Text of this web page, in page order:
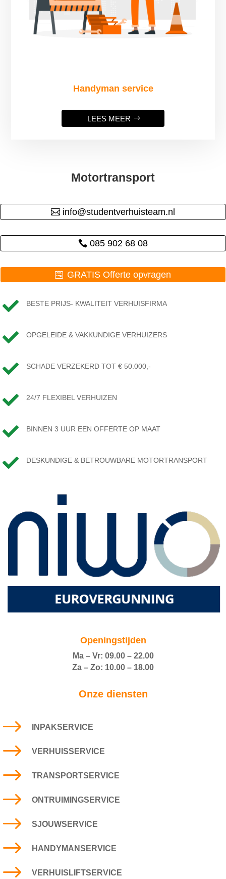
Handyman service
LEES MEER
Motortransport
info@studentverhuisteam.nl
085 902 68 08
GRATIS Offerte opvragen
 BESTE PRIJS- KWALITEIT VERHUISFIRMA
 OPGELEIDE & VAKKUNDIGE VERHUIZERS
 SCHADE VERZEKERD TOT € 50.000,-
 24/7 FLEXIBEL VERHUIZEN
 BINNEN 3 UUR EEN OFFERTE OP MAAT
 DESKUNDIGE & BETROUWBARE MOTORTRANSPORT
Openingstijden
Ma – Vr: 09.00 – 22.00
Za – Zo: 10.00 – 18.00
Onze diensten
$ INPAKSERVICE
$ VERHUISSERVICE
$ TRANSPORTSERVICE
$ ONTRUIMINGSERVICE
$ SJOUWSERVICE
$ HANDYMANSERVICE
$ VERHUISLIFTSERVICE